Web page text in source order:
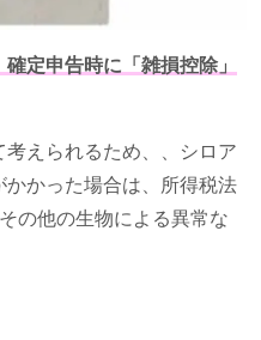
定申告時に「雑損控除」
えられるため、、シロア
かかった場合は、所得税法
の他の生物による異常な